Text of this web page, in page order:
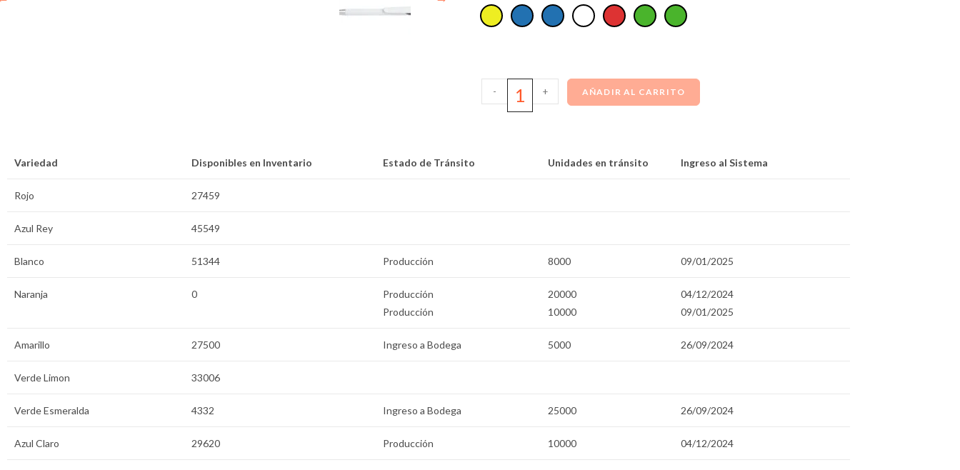
- + AÑADIR AL CARRITO
Variedad Disponibles en Inventario Estado de Tránsito Unidades en tránsito Ingreso al Sistema
Rojo 27459
Azul Rey 45549
Blanco 51344 Producción 8000 09/01/2025
Naranja 0
Producción
Producción
20000
10000
04/12/2024
09/01/2025
Amarillo 27500 Ingreso a Bodega 5000 26/09/2024
Verde Limon 33006
Verde Esmeralda 4332 Ingreso a Bodega 25000 26/09/2024
Azul Claro 29620 Producción 10000 04/12/2024